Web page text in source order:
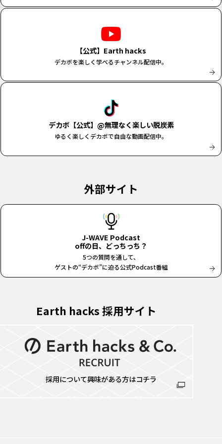
【公式】Earth hacks
デカボを楽しく学べるチャンネル配信中。
デカボ【公式】@無理なく楽しい脱炭素
ゆるく楽しくデカボで自由な動画配信中。
外部サイト
J-WAVE Podcast
offの日、どっちっち？
5つの質問を通して、
ゲストの“デカボ”に迫る公式Podcast番組
Earth hacks 採用サイト
採用について興味がある方はコチラ